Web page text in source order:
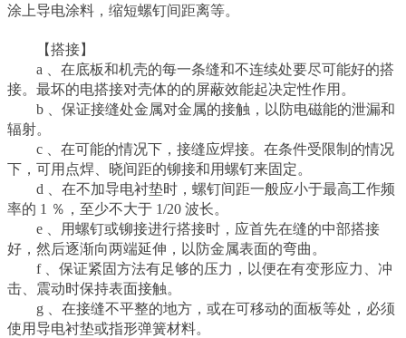
涂上导电涂料，缩短螺钉间距离等。
【搭接】
a 、在底板和机壳的每一条缝和不连续处要尽可能好的搭
接。最坏的电搭接对壳体的的屏蔽效能起决定性作用。
b 、保证接缝处金属对金属的接触，以防电磁能的泄漏和
辐射。
c 、在可能的情况下，接缝应焊接。在条件受限制的情况
下，可用点焊、晓间距的铆接和用螺钉来固定。
d 、在不加导电衬垫时，螺钉间距一般应小于最高工作频
率的 1 ％，至少不大于 1/20 波长。
e 、用螺钉或铆接进行搭接时，应首先在缝的中部搭接
好，然后逐渐向两端延伸，以防金属表面的弯曲。
f 、保证紧固方法有足够的压力，以便在有变形应力、冲
击、震动时保持表面接触。
g 、在接缝不平整的地方，或在可移动的面板等处，必须
使用导电衬垫或指形弹簧材料。